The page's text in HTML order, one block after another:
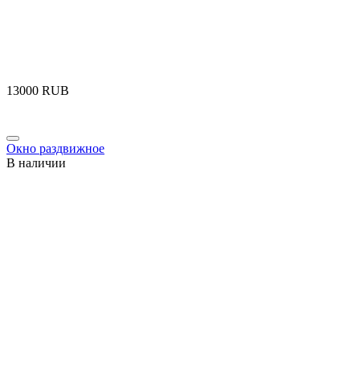
‍13000‍ RUB
Окно раздвижное
В наличии